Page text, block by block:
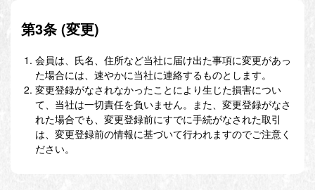
第3条 (変更)
会員は、氏名、住所など当社に届け出た事項に変更があっ
た場合には、速やかに当社に連絡するものとします。
変更登録がなされなかったことにより生じた損害につい
て、当社は一切責任を負いません。また、変更登録がなさ
れた場合でも、変更登録前にすでに手続がなされた取引
は、変更登録前の情報に基づいて行われますのでご注意く
ださい。